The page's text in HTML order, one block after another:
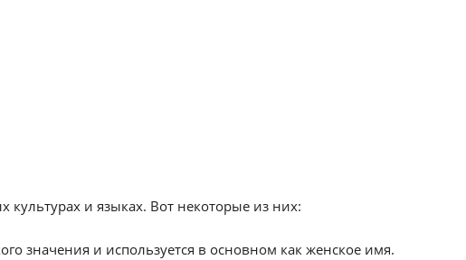
и языках. Вот некоторые из них:
значения и используется в основном как женское имя.